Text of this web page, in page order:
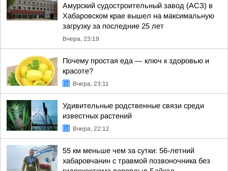
Амурский судостроительный завод (АСЗ) в
Хабаровском крае вышел на максимальную
загрузку за последние 25 лет
Вчера, 23:19
Почему простая еда — ключ к здоровью и
красоте?
Вчера, 23:11
Удивительные родственные связи среди
известных растений
Вчера, 22:12
55 км меньше чем за сутки: 56-летний
хабаровчанин с травмой позвоночника без